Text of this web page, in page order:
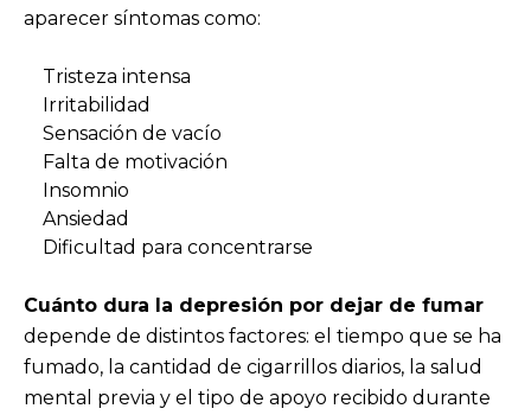
aparecer síntomas como:
Tristeza intensa
Irritabilidad
Sensación de vacío
Falta de motivación
Insomnio
Ansiedad
Dificultad para concentrarse
Cuánto dura la depresión por dejar de fumar
depende de distintos factores: el tiempo que se ha
fumado, la cantidad de cigarrillos diarios, la salud
mental previa y el tipo de apoyo recibido durante